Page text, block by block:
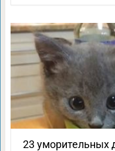
23 уморительных